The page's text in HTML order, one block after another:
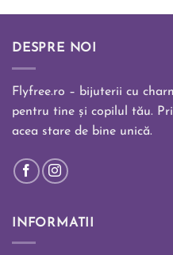
DESPRE NOI
Flyfree.ro – bijuterii cu
pentru tine și copilul tău.
acea stare de bine unică.
INFORMATII